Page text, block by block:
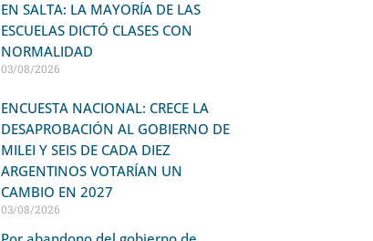
EN SALTA: LA MAYORÍA DE LAS
ESCUELAS DICTÓ CLASES CON
NORMALIDAD
03/08/2026
ENCUESTA NACIONAL: CRECE LA
DESAPROBACIÓN AL GOBIERNO DE
MILEI Y SEIS DE CADA DIEZ
ARGENTINOS VOTARÍAN UN
CAMBIO EN 2027
03/08/2026